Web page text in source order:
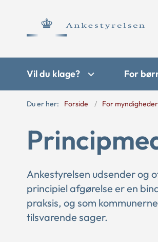
Vil du klage? For
Du er her: Forside For myndigheder
Ankestyrelsen udsender og
principiel afgørelse er en
praksis, og som
tilsvarende sager.